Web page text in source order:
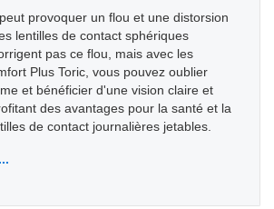
provoquer un flou et une distorsion
lentilles de contact sphériques
pas ce flou, mais avec les
Plus Toric, vous pouvez oublier
et bénéficier d'une vision claire et
des avantages pour la santé et la
de contact journalières jetables.